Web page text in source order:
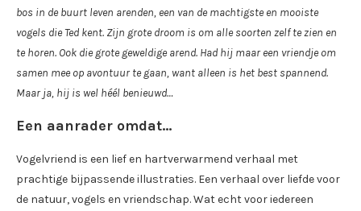
bos in de buurt leven arenden, een van de machtigste en mooiste
vogels die Ted kent. Zijn grote droom is om alle soorten zelf te zien en
te horen. Ook die grote geweldige arend. Had hij maar een vriendje om
samen mee op avontuur te gaan, want alleen is het best spannend.
Maar ja, hij is wel héél benieuwd…
Een aanrader omdat…
Vogelvriend is een lief en hartverwarmend verhaal met
prachtige bijpassende illustraties. Een verhaal over liefde voor
de natuur, vogels en vriendschap. Wat echt voor iedereen